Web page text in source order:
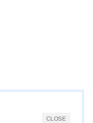
CLOSE